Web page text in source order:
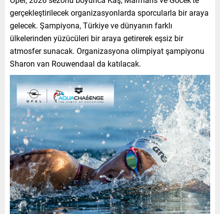
gerçekleştirilecek organizasyonlarda sporcularla bir araya
gelecek. Şampiyona, Türkiye ve dünyanın farklı
ülkelerinden yüzücüleri bir araya getirerek eşsiz bir
atmosfer sunacak. Organizasyona olimpiyat şampiyonu
Sharon van Rouwendaal da katılacak.